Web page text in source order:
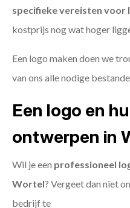
specifieke vereisten voor
kostprijs nog wat hoger
Een logo maken doen we
van ons alle nodige
Een logo en
ontwerpen in
Wil je een professioneel
Wortel? Vergeet dan niet
bedrijf te